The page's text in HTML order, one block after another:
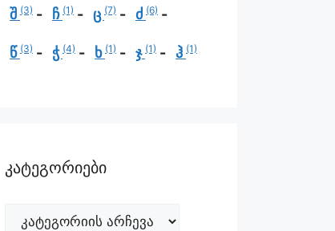
შ (3) ჩ (1) ც (7) ძ (6)
წ (3) ჭ (4) ხ (1) ჯ (1) ჰ (1)
კატეგორიები